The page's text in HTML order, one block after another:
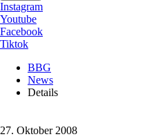
Instagram
Youtube
Facebook
Tiktok
BBG
News
Details
27. Oktober 2008